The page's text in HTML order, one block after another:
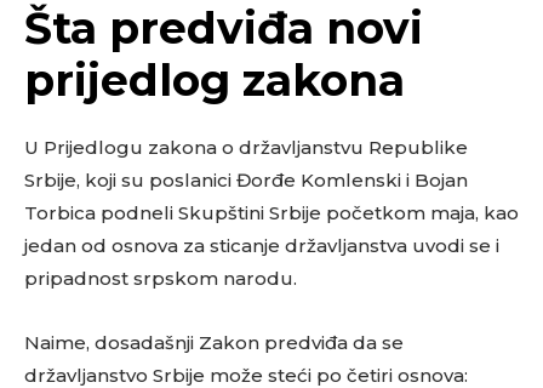
Šta predviđa novi
prijedlog zakona
U Prijedlogu zakona o državljanstvu Republike
Srbije, koji su poslanici Đorđe Komlenski i Bojan
Torbica podneli Skupštini Srbije početkom maja, kao
jedan od osnova za sticanje državljanstva uvodi se i
pripadnost srpskom narodu.
Naime, dosadašnji Zakon predviđa da se
državljanstvo Srbije može steći po četiri osnova: